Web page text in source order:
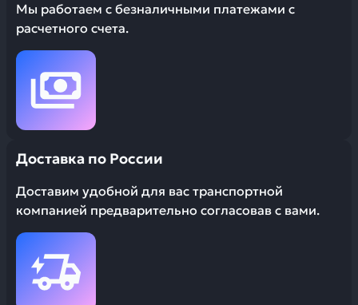
Мы работаем с безналичными платежами с
расчетного счета.
Доставка по России
Доставим удобной для вас транспортной
компанией предварительно согласовав с вами.